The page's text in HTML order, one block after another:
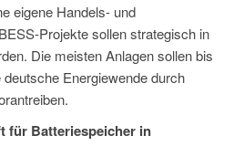
eigene Handels- und
Projekte sollen strategisch in
Die meisten Anlagen sollen bis
Energiewende durch
für Batteriespeicher in